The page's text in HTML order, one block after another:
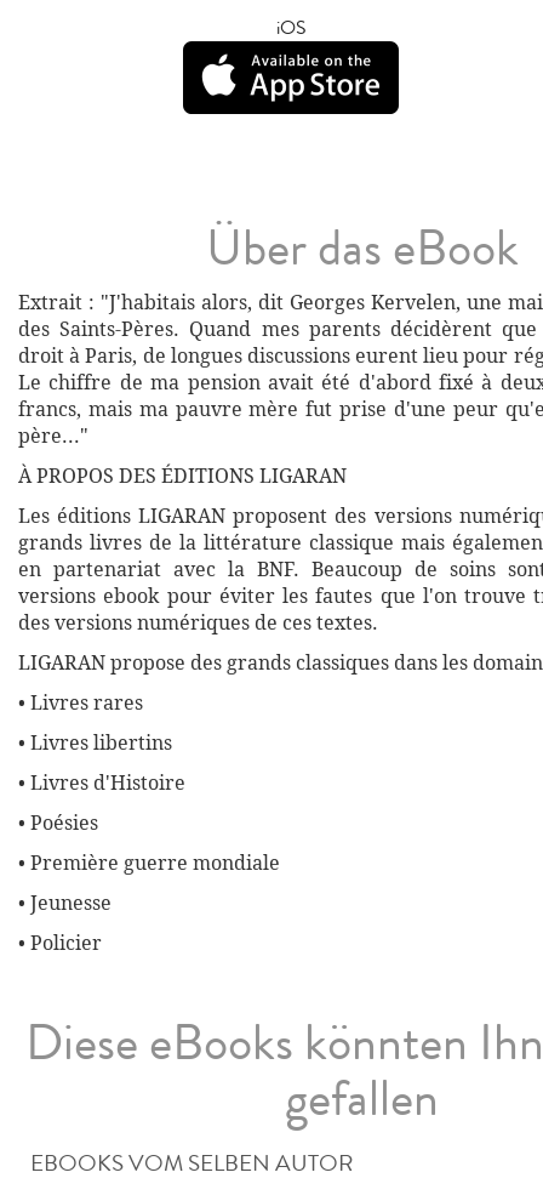
iOS
Über das eBook
Extrait : "J'habitais alors, dit Georges Kervelen, une
des Saints-Pères. Quand mes parents décidèrent
droit à Paris, de longues discussions eurent lieu pour
Le chiffre de ma pension avait été d'abord fixé à
francs, mais ma pauvre mère fut prise d'une peur
père..."
À PROPOS DES ÉDITIONS LIGARAN
Les éditions LIGARAN proposent des versions
grands livres de la littérature classique mais
en partenariat avec la BNF. Beaucoup de soins
versions ebook pour éviter les fautes que l'on trouve
des versions numériques de ces textes.
LIGARAN propose des grands classiques dans les
• Livres rares
• Livres libertins
• Livres d'Histoire
• Poésies
• Première guerre mondiale
• Jeunesse
• Policier
Diese eBooks könnten
gefallen
EBOOKS VOM SELBEN AUTOR